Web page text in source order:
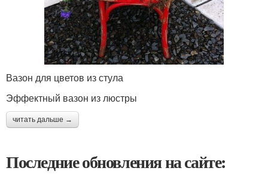
Вазон для цветов из стула
Эффектный вазон из люстры
читать дальше →
Последние обновления на сайте: